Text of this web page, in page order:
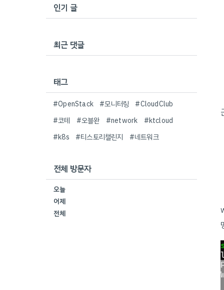
인기 글
최근 댓글
태그
#OpenStack #모니터링
#CloudClub
#코테
#오블완 #network
#ktcloud
#k8s
#티스토리챌린지 #네트워크
전체 방문자
오늘
어제
전체